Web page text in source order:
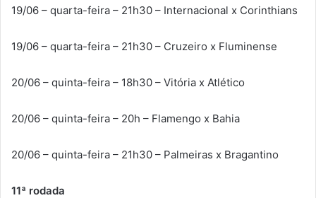
19/06 – quarta-feira – 21h30 – Internacional x Corinthians
19/06 – quarta-feira – 21h30 – Cruzeiro x Fluminense
20/06 – quinta-feira – 18h30 – Vitória x Atlético
20/06 – quinta-feira – 20h – Flamengo x Bahia
20/06 – quinta-feira – 21h30 – Palmeiras x Bragantino
11ª rodada